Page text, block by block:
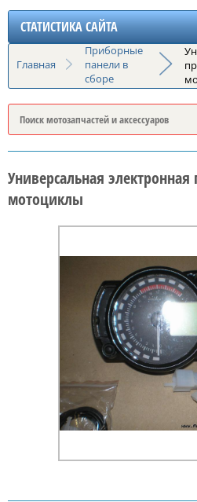
СТАТИСТИКА САЙТА
Главная
Приборные
панели в
сборе
Универсальная
мотоциклы